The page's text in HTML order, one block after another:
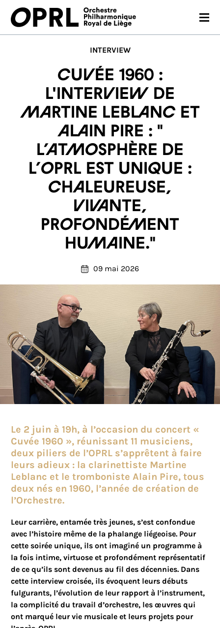
SAISON 26-27
JEUNES PUBLICS
OPRL
EN PRATIQUE
MÉDIAS
NOUS SOUTENIR
INTERVIEW
Cuvée 1960 :
l'interview de
Martine Leblanc et
Alain Pire : "
L’atmosphère de
l’OPRL est unique :
chaleureuse,
vivante,
profondément
humaine."
09 mai 2026
Le 2 juin à 19h, à l’occasion du concert «
Cuvée 1960 », réunissant 11 musiciens,
deux piliers de l’OPRL s’apprêtent à faire
leurs adieux : la clarinettiste Martine
Leblanc et le tromboniste Alain Pire, tous
deux nés en 1960, l’année de création de
l’Orchestre.
Leur carrière, entamée très jeunes, s’est confondue
avec l’histoire même de la phalange liégeoise. Pour
cette soirée unique, ils ont imaginé un programme à
la fois intime, virtuose et profondément représentatif
de ce qu’ils sont devenus au fil des décennies. Dans
cette interview croisée, ils évoquent leurs débuts
fulgurants, l’évolution de leur rapport à l’instrument,
la complicité du travail d’orchestre, les œuvres qui
ont marqué leur vie musicale et leurs projets pour